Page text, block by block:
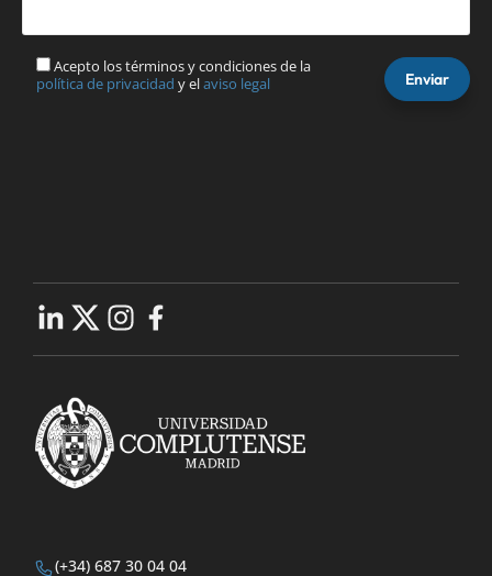
Acepto los términos y condiciones de la
política de privacidad y elaviso legal
(+34) 687 30 04 04